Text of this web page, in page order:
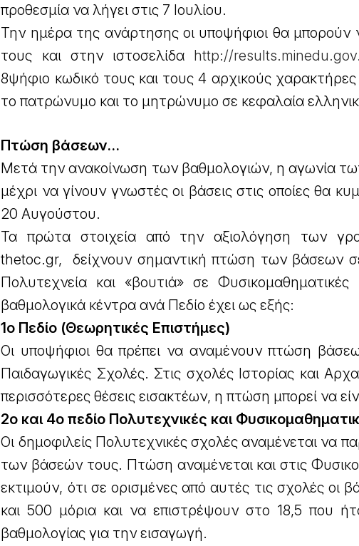
προθεσμία να λήγει στις 7 Ιουλίου.
Την ημέρα της ανάρτησης οι υποψήφιοι θα μπορούν
τους και στην ιστοσελίδα http://
8ψήφιο κωδικό τους και τους 4 αρχικούς
το πατρώνυμο και το μητρώνυμο σε κεφαλαία
Πτώση βάσεων…
Μετά την ανακοίνωση των βαθμολογιών, η αγωνία
μέχρι να γίνουν γνωστές οι βάσεις στις οποίες θα
20 Αυγούστου.
Τα πρώτα στοιχεία από την αξιολόγηση των
thetoc.gr, δείχνουν σημαντική πτώση των βάσεων
Πολυτεχνεία και «βουτιά» σε
βαθμολογικά κέντρα ανά Πεδίο έχει ως εξής:
1ο Πεδίο (Θεωρητικές Επιστήμες)
Οι υποψήφιοι θα πρέπει να αναμένουν πτώση
Παιδαγωγικές Σχολές. Στις σχολές Ιστορίας και
περισσότερες θέσεις εισακτέων, η πτώση μπορεί να
2ο και 4ο πεδίο Πολυτεχνικές και
Οι δημοφιλείς Πολυτεχνικές σχολές αναμένεται να
των βάσεών τους. Πτώση αναμένεται και στις
εκτιμούν, ότι σε ορισμένες από αυτές τις σχολές οι
και 500 μόρια και να επιστρέψουν στο 18,5 που
βαθμολογίας για την εισαγωγή.